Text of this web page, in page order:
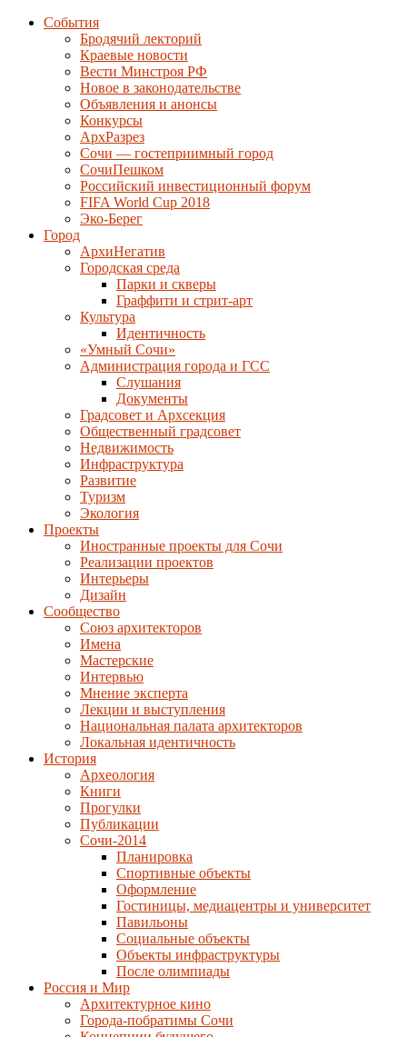
События
Бродячий лекторий
Краевые новости
Вести Минстроя РФ
Новое в законодательстве
Объявления и анонсы
Конкурсы
АрхРазрез
Сочи — гостеприимный город
СочиПешком
Российский инвестиционный форум
FIFA World Cup 2018
Эко-Берег
Город
АрхиНегатив
Городская среда
Парки и скверы
Граффити и стрит-арт
Культура
Идентичность
«Умный Сочи»
Администрация города и ГСС
Слушания
Документы
Градсовет и Архсекция
Общественный градсовет
Недвижимость
Инфраструктура
Развитие
Туризм
Экология
Проекты
Иностранные проекты для Сочи
Реализации проектов
Интерьеры
Дизайн
Сообщество
Союз архитекторов
Имена
Мастерские
Интервью
Мнение эксперта
Лекции и выступления
Национальная палата архитекторов
Локальная идентичность
История
Археология
Книги
Прогулки
Публикации
Сочи-2014
Планировка
Спортивные объекты
Оформление
Гостиницы, медиацентры и университет
Павильоны
Социальные объекты
Объекты инфраструктуры
После олимпиады
Россия и Мир
Архитектурное кино
Города-побратимы Сочи